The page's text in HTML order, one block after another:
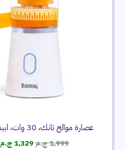
عصارة موالح تانك، 30 وات، ابيض – JC3005-CB
1,999ج.مالسعر
1,329 ج.م